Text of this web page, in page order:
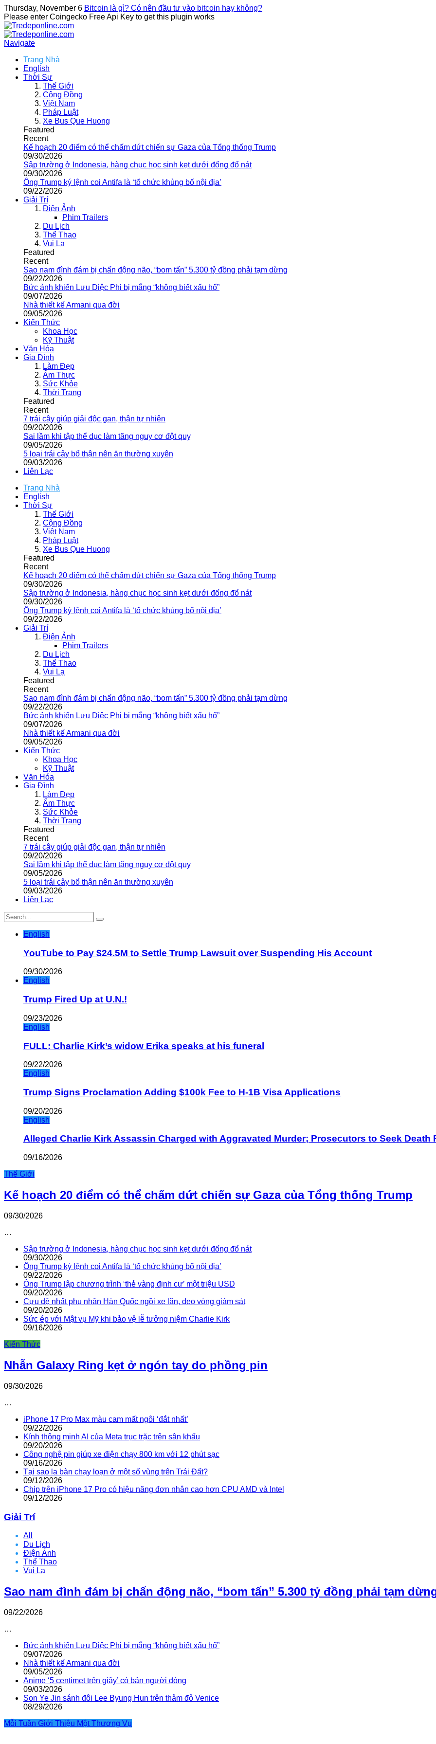
Thursday, November 6 Bitcoin là gì? Có nên đầu tư vào bitcoin hay không?
Please enter Coingecko Free Api Key to get this plugin works
Navigate
Trang Nhà
English
Thời Sự
Thế Giới
Cộng Đồng
Việt Nam
Pháp Luật
Xe Bus Que Huong
Featured
Recent
Kế hoạch 20 điểm có thể chấm dứt chiến sự Gaza của Tổng thống Trump
09/30/2026
Sập trường ở Indonesia, hàng chục học sinh kẹt dưới đống đổ nát
09/30/2026
Ông Trump ký lệnh coi Antifa là ‘tổ chức khủng bố nội địa’
09/22/2026
Giải Trí
Điện Ảnh
Phim Trailers
Du Lịch
Thể Thao
Vui Lạ
Featured
Recent
Sao nam đình đám bị chấn động não, “bom tấn” 5.300 tỷ đồng phải tạm dừng
09/22/2026
Bức ảnh khiến Lưu Diệc Phi bị mắng “không biết xấu hổ”
09/07/2026
Nhà thiết kế Armani qua đời
09/05/2026
Kiến Thức
Khoa Học
Kỹ Thuật
Văn Hóa
Gia Đình
Làm Đẹp
Ẩm Thực
Sức Khỏe
Thời Trang
Featured
Recent
7 trái cây giúp giải độc gan, thận tự nhiên
09/20/2026
Sai lầm khi tập thể dục làm tăng nguy cơ đột quỵ
09/05/2026
5 loại trái cây bổ thận nên ăn thường xuyên
09/03/2026
Liên Lạc
Trang Nhà
English
Thời Sự
Thế Giới
Cộng Đồng
Việt Nam
Pháp Luật
Xe Bus Que Huong
Featured
Recent
Kế hoạch 20 điểm có thể chấm dứt chiến sự Gaza của Tổng thống Trump
09/30/2026
Sập trường ở Indonesia, hàng chục học sinh kẹt dưới đống đổ nát
09/30/2026
Ông Trump ký lệnh coi Antifa là ‘tổ chức khủng bố nội địa’
09/22/2026
Giải Trí
Điện Ảnh
Phim Trailers
Du Lịch
Thể Thao
Vui Lạ
Featured
Recent
Sao nam đình đám bị chấn động não, “bom tấn” 5.300 tỷ đồng phải tạm dừng
09/22/2026
Bức ảnh khiến Lưu Diệc Phi bị mắng “không biết xấu hổ”
09/07/2026
Nhà thiết kế Armani qua đời
09/05/2026
Kiến Thức
Khoa Học
Kỹ Thuật
Văn Hóa
Gia Đình
Làm Đẹp
Ẩm Thực
Sức Khỏe
Thời Trang
Featured
Recent
7 trái cây giúp giải độc gan, thận tự nhiên
09/20/2026
Sai lầm khi tập thể dục làm tăng nguy cơ đột quỵ
09/05/2026
5 loại trái cây bổ thận nên ăn thường xuyên
09/03/2026
Liên Lạc
English
YouTube to Pay $24.5M to Settle Trump Lawsuit over Suspending His Account
09/30/2026
English
Trump Fired Up at U.N.!
09/23/2026
English
FULL: Charlie Kirk’s widow Erika speaks at his funeral
09/22/2026
English
Trump Signs Proclamation Adding $100k Fee to H-1B Visa Applications
09/20/2026
English
Alleged Charlie Kirk Assassin Charged with Aggravated Murder; Prosecutors to Seek Death
09/16/2026
Thế Giới
Kế hoạch 20 điểm có thể chấm dứt chiến sự Gaza của Tổng thống Trump
09/30/2026
…
Sập trường ở Indonesia, hàng chục học sinh kẹt dưới đống đổ nát
09/30/2026
Ông Trump ký lệnh coi Antifa là ‘tổ chức khủng bố nội địa’
09/22/2026
Ông Trump lập chương trình ‘thẻ vàng định cư’ một triệu USD
09/20/2026
Cựu đệ nhất phu nhân Hàn Quốc ngồi xe lăn, đeo vòng giám sát
09/20/2026
Sức ép với Mật vụ Mỹ khi bảo vệ lễ tưởng niệm Charlie Kirk
09/16/2026
Kiến Thức
Nhẫn Galaxy Ring kẹt ở ngón tay do phồng pin
09/30/2026
…
iPhone 17 Pro Max màu cam mất ngôi ‘đắt nhất’
09/22/2026
Kính thông minh AI của Meta trục trặc trên sân khấu
09/20/2026
Công nghệ pin giúp xe điện chạy 800 km với 12 phút sạc
09/16/2026
Tại sao la bàn chạy loạn ở một số vùng trên Trái Đất?
09/12/2026
Chip trên iPhone 17 Pro có hiệu năng đơn nhân cao hơn CPU AMD và Intel
09/12/2026
Giải Trí
All
Du Lịch
Điện Ảnh
Thể Thao
Vui Lạ
Sao nam đình đám bị chấn động não, “bom tấn” 5.300 tỷ đồng phải tạm
09/22/2026
…
Bức ảnh khiến Lưu Diệc Phi bị mắng “không biết xấu hổ”
09/07/2026
Nhà thiết kế Armani qua đời
09/05/2026
Anime ‘5 centimet trên giây’ có bản người đóng
09/03/2026
Son Ye Jin sánh đôi Lee Byung Hun trên thảm đỏ Venice
08/29/2026
Mỗi Tuần Giới Thiệu Một Thương Vụ